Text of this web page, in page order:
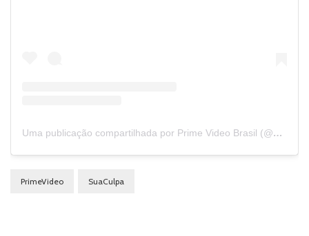
Uma publicação compartilhada por Prime Video Brasil (@primevideobr)
PrimeVideo SuaCulpa